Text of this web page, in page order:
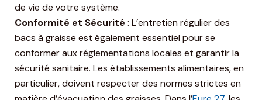
de vie de votre système.
Conformité et Sécurité : L’entretien régulier des
bacs à graisse est également essentiel pour se
conformer aux réglementations locales et garantir la
sécurité sanitaire. Les établissements alimentaires, en
particulier, doivent respecter des normes strictes en